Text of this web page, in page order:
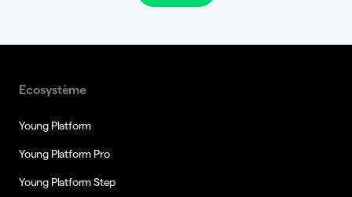
Ecosystème
Young Platform
Young Platform Pro
Young Platform Step